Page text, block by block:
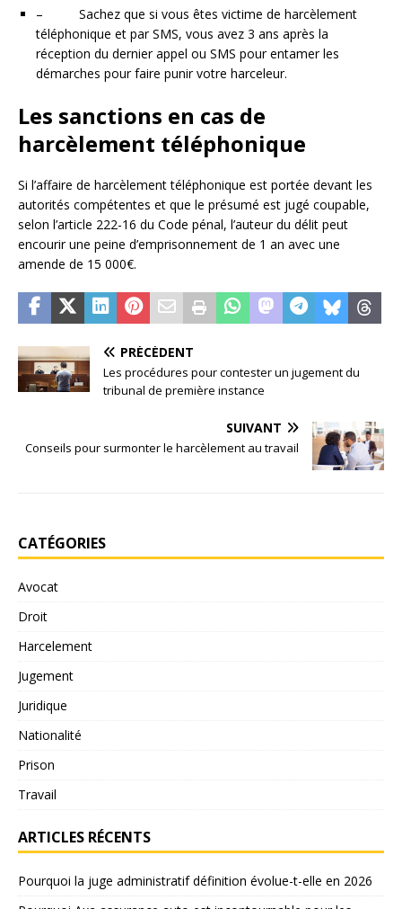
– Sachez que si vous êtes victime de harcèlement
téléphonique et par SMS, vous avez 3 ans après la
réception du dernier appel ou SMS pour entamer les
démarches pour faire punir votre harceleur.
Les sanctions en cas de
harcèlement téléphonique
Si l’affaire de harcèlement téléphonique est portée devant les
autorités compétentes et que le présumé est jugé coupable,
selon l’article 222-16 du Code pénal, l’auteur du délit peut
encourir une peine d’emprisonnement de 1 an avec une
amende de 15 000€.
PRÉCÉDENT
Les procédures pour contester un jugement du
tribunal de première instance
SUIVANT
Conseils pour surmonter le harcèlement au travail
CATÉGORIES
Avocat
Droit
Harcelement
Jugement
Juridique
Nationalité
Prison
Travail
ARTICLES RÉCENTS
Pourquoi la juge administratif définition évolue-t-elle en 2026